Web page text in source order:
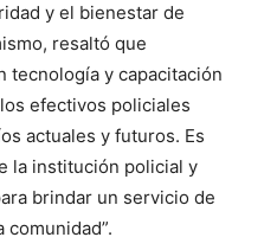
y el bienestar de
resaltó que
tecnología y capacitación
efectivos policiales
actuales y futuros. Es
la institución policial y
brindar un servicio de